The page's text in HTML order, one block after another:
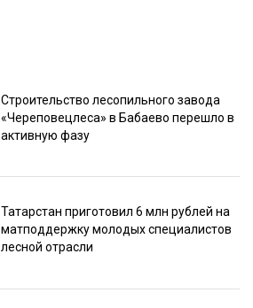
Строительство лесопильного завода
«Череповецлеса» в Бабаево перешло в
активную фазу
Татарстан приготовил 6 млн рублей на
матподдержку молодых специалистов
лесной отрасли